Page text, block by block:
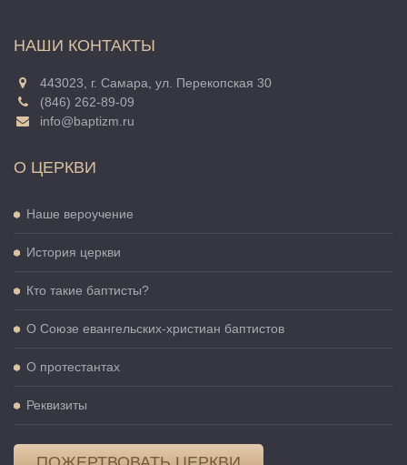
НАШИ КОНТАКТЫ
443023, г. Самара, ул. Перекопская 30
(846) 262-89-09
info@baptizm.ru
О ЦЕРКВИ
Наше вероучение
История церкви
Кто такие баптисты?
О Cоюзе евангельских-христиан баптистов
О протестантах
Реквизиты